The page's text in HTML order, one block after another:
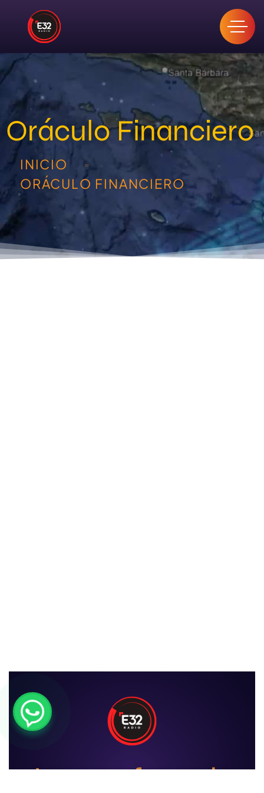
Oráculo Financiero
INICIO
ORÁCULO FINANCIERO
La nueva forma de